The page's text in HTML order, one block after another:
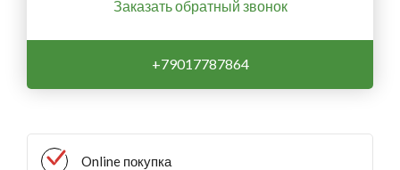
Заказать обратный звонок
+79017787864
Online покупка